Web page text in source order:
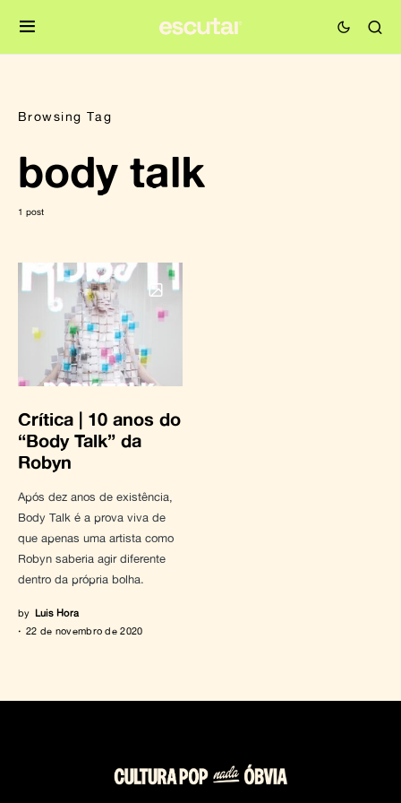
Browsing Tag
body talk
1 post
Crítica | 10 anos do
“Body Talk” da
Robyn
Após dez anos de existência,
Body Talk é a prova viva de
que apenas uma artista como
Robyn saberia agir diferente
dentro da própria bolha.
by Luis Hora
22 de novembro de 2020